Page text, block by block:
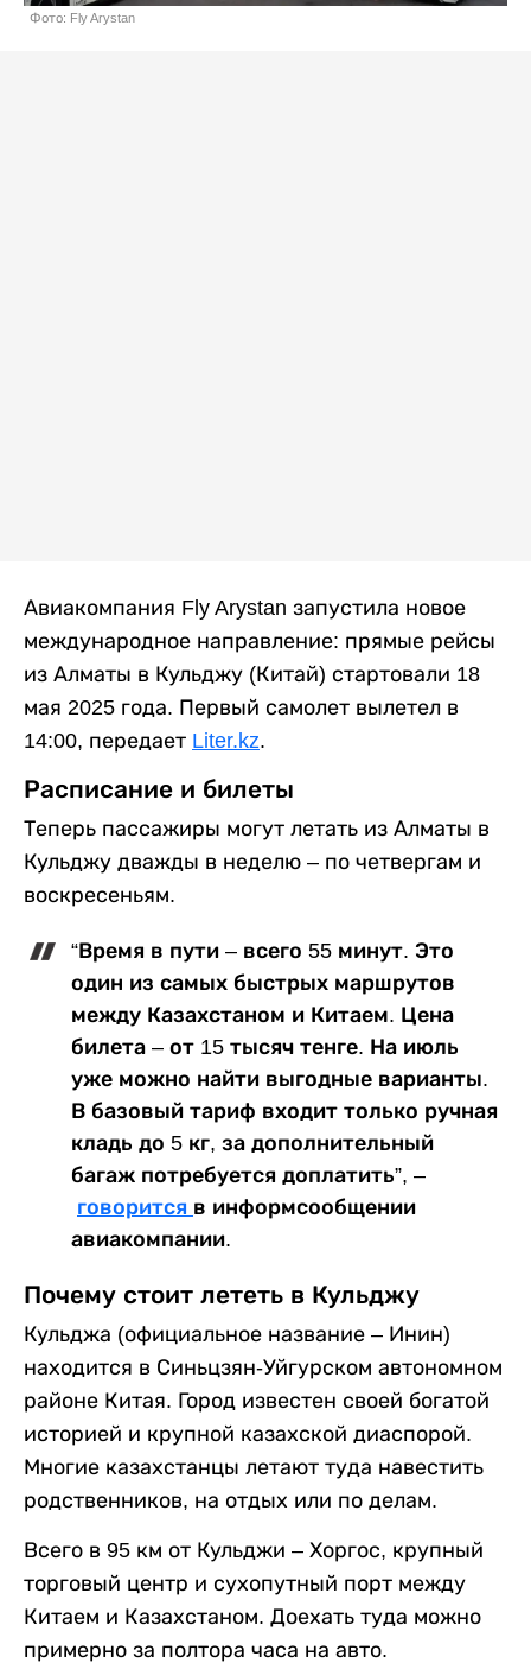
Фото: Fly Arystan
Авиакомпания Fly Arystan запустила новое
международное направление: прямые рейсы
из Алматы в Кульджу (Китай) стартовали 18
мая 2025 года. Первый самолет вылетел в
14:00, передает Liter.kz.
Расписание и билеты
Теперь пассажиры могут летать из Алматы в
Кульджу дважды в неделю – по четвергам и
воскресеньям.
“Время в пути – всего 55 минут. Это
один из самых быстрых маршрутов
между Казахстаном и Китаем. Цена
билета – от 15 тысяч тенге. На июль
уже можно найти выгодные варианты.
В базовый тариф входит только ручная
кладь до 5 кг, за дополнительный
багаж потребуется доплатить”, –
говорится в информсообщении
авиакомпании.
Почему стоит лететь в Кульджу
Кульджа (официальное название – Инин)
находится в Синьцзян-Уйгурском автономном
районе Китая. Город известен своей богатой
историей и крупной казахской диаспорой.
Многие казахстанцы летают туда навестить
родственников, на отдых или по делам.
Всего в 95 км от Кульджи – Хоргос, крупный
торговый центр и сухопутный порт между
Китаем и Казахстаном. Доехать туда можно
примерно за полтора часа на авто.